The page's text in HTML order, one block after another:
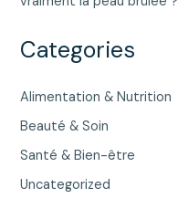
Categories
Alimentation & Nutrition
Beauté & Soin
Santé & Bien-être
Uncategorized